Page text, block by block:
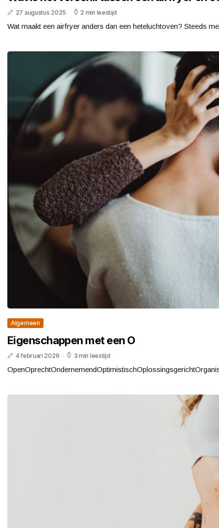
27 augustus 2025 2 min leestijd
Wat maakt een airfryer anders dan een heteluchtoven? Steeds
Algemeen
Eigenschappen met een O
4 februari 2026 3 min leestijd